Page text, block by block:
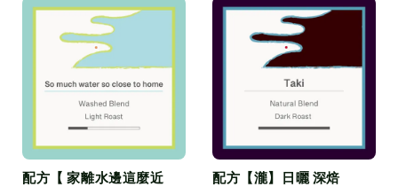
配方【 家離水邊這麼近
配方【瀧】日曬 深焙